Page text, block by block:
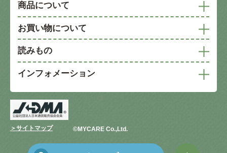
商品について
お買い物について
読みもの
インフォメーション
＞サイトマップ ©︎MYCARE Co.,Ltd.